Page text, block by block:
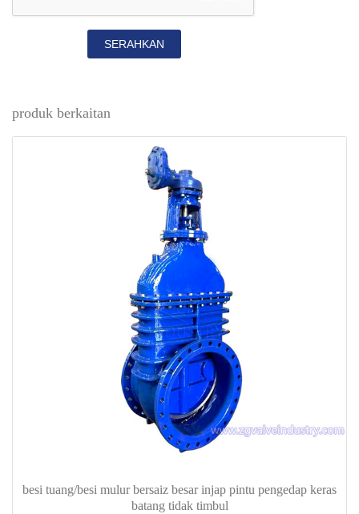
SERAHKAN
produk berkaitan
besi tuang/besi mulur bersaiz besar injap pintu pengedap keras
batang tidak timbul